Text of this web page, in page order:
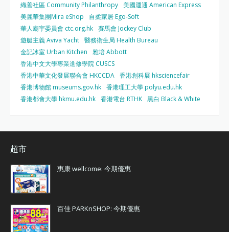
織善社區 Community Philanthropy 美國運通 American Express
美麗華集團Mira eShop
自柔家居 Ego-Soft
華人廟宇委員會 ctc.org.hk 賽馬會 Jockey Club
遊艇主義 Aviva Yacht 醫務衛生局 Health Bureau
金記冰室 Urban Kitchen
雅培 Abbott
香港中文大學專業進修學院 CUSCS
香港中華文化發展聯合會 HKCCDA 香港創科展 hksciencefair
香港博物館 museums.gov.hk 香港理工大學 polyu.edu.hk
香港都會大學 hkmu.edu.hk 香港電台 RTHK 黑白 Black & White
超市
惠康 wellcome: 今期優惠
百佳 PARKnSHOP: 今期優惠